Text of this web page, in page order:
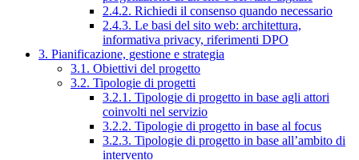
2.4.2. Richiedi il consenso quando necessario
2.4.3. Le basi del sito web: architettura,
informativa privacy, riferimenti DPO
3. Pianificazione, gestione e strategia
3.1. Obiettivi del progetto
3.2. Tipologie di progetti
3.2.1. Tipologie di progetto in base agli attori
coinvolti nel servizio
3.2.2. Tipologie di progetto in base al focus
3.2.3. Tipologie di progetto in base all’ambito di
intervento